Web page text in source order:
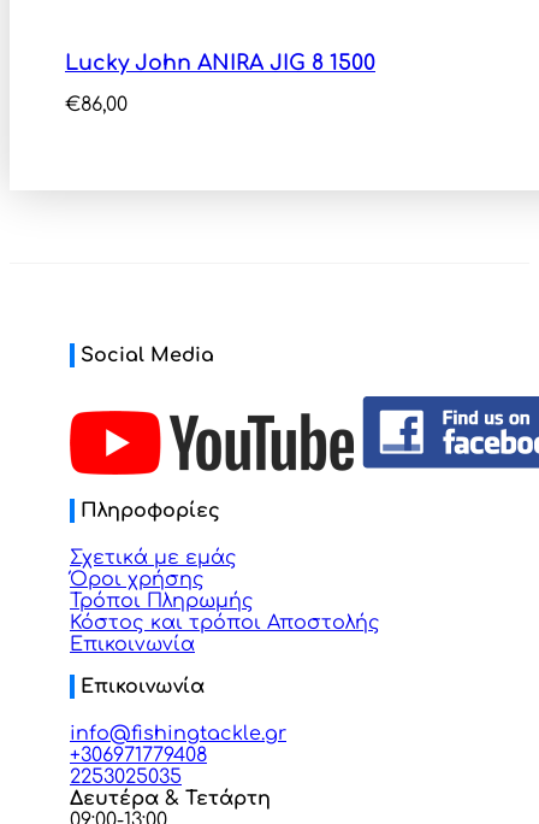
Lucky John ANIRA JIG 8 1500
€86,00
Social Media
Πληροφορίες
Σχετικά με εμάς
Όροι χρήσης
Τρόποι Πληρωμής
Κόστος και τρόποι Αποστολής
Επικοινωνία
Επικοινωνία
info@fishingtackle.gr
+306971779408
2253025035
Δευτέρα & Τετάρτη